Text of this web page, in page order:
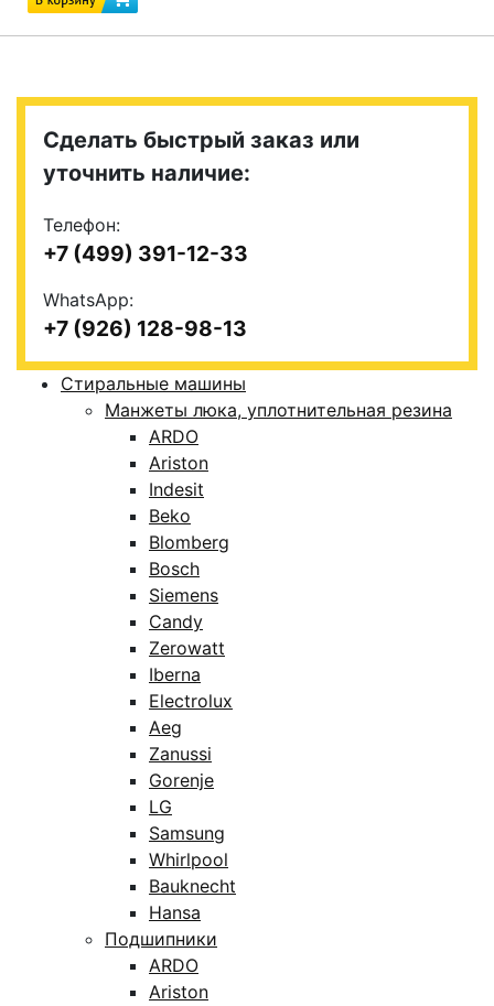
Сделать быстрый заказ или
уточнить наличие:
Телефон:
+7 (499) 391-12-33
WhatsApp:
+7 (926) 128-98-13
Стиральные машины
Манжеты люка, уплотнительная резина
ARDO
Ariston
Indesit
Beko
Blomberg
Bosch
Siemens
Candy
Zerowatt
Iberna
Electrolux
Aeg
Zanussi
Gorenje
LG
Samsung
Whirlpool
Bauknecht
Hansa
Подшипники
ARDO
Ariston